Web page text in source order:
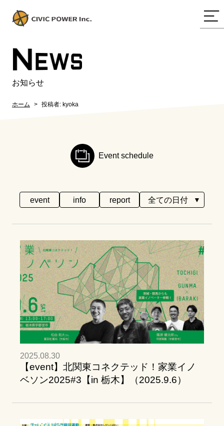
NEWS
お知らせ
ホーム 投稿者: kyoka
Event schedule
event info report
2025.08.30
【event】北関東コネクテッド！家業イノ
ベソン2025#3【in 栃木】（2025.9.6）